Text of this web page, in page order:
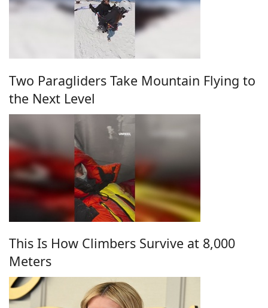
Two Paragliders Take Mountain Flying to
the Next Level
This Is How Climbers Survive at 8,000
Meters